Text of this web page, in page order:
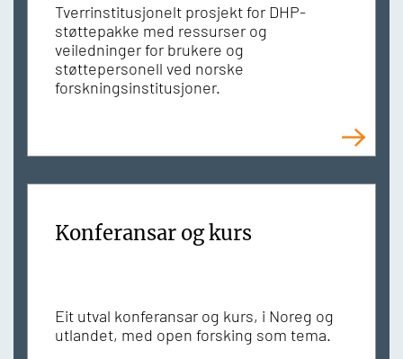
Tverrinstitusjonelt prosjekt for DHP-
støttepakke med ressurser og
veiledninger for brukere og
støttepersonell ved norske
forskningsinstitusjoner.
Konferansar og kurs
Eit utval konferansar og kurs, i Noreg og
utlandet, med open forsking som tema.